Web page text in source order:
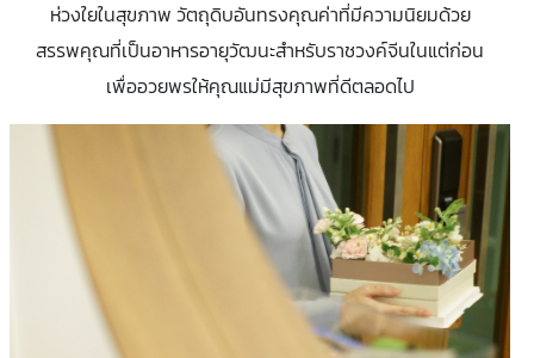
ห่วงใยในสุขภาพ วัตถุดิบอันทรงคุณค่าที่มีความนิยมด้วย
สรรพคุณที่เป็นอาหารอายุวัฒนะสำหรับราชวงค์จีนในแต่ก่อน
เพื่ออวยพรให้คุณแม่มีสุขภาพที่ดีตลอดไป